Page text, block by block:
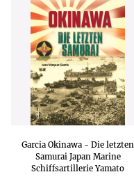
Garcia Okinawa - Die letzten
Samurai Japan Marine
Schiffsartillerie Yamato